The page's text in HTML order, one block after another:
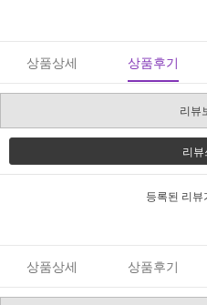
상품상세 상품후기
리뷰
리뷰
등록된 리뷰
상품상세 상품후기